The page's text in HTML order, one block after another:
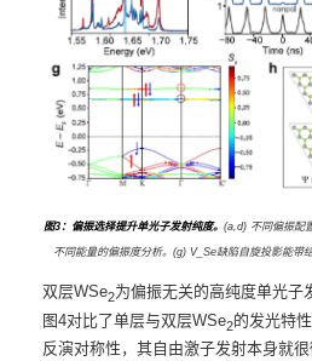
图3：偏振选择提升单光子发射纯度。 (a,d) 不同偏振配
不同能量的偏振度分析。(g) V_Se缺陷自旋投影能带
双层WSe2为偏振无关的高纯度单光子
图4对比了单层与双层WSe2的发光特
反演对称性，其自由激子发射本身就很